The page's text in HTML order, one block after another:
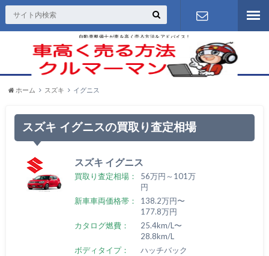
自動車整備士が車を高く売る方法をアドバイス！
お問い合わ
せ
ホーム スズキ イグニス
スズキ イグニスの買取り査定相場
スズキ イグニス
買取り査定相場：
56万円～101万
円
新車車両価格帯：
138.2万円〜
177.8万円
カタログ燃費：
25.4km/L〜
28.8km/L
ボディタイプ：
ハッチバック